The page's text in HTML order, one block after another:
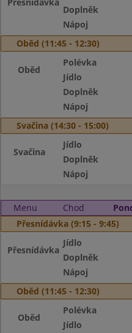
Doplněk
Nápoj
Oběd (11:45 - 12:30)
Oběd
Polévka
Jídlo
Doplněk
Nápoj
Svačina (14:30 - 15:00)
Svačina
Jídlo
Doplněk
Nápoj
Menu Chod
Přesnídávka (9:15 - 9:45)
Přesnídávka
Jídlo
Doplněk
Nápoj
Oběd (11:45 - 12:30)
Oběd
Polévka
Jídlo